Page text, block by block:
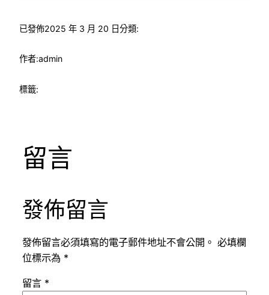
已發佈2025 年 3 月 20 日分類:
作者:admin
標籤:
留言
發佈留言
發佈留言必須填寫的電子郵件地址不會公開。 必填欄
位標示為 *
留言 *